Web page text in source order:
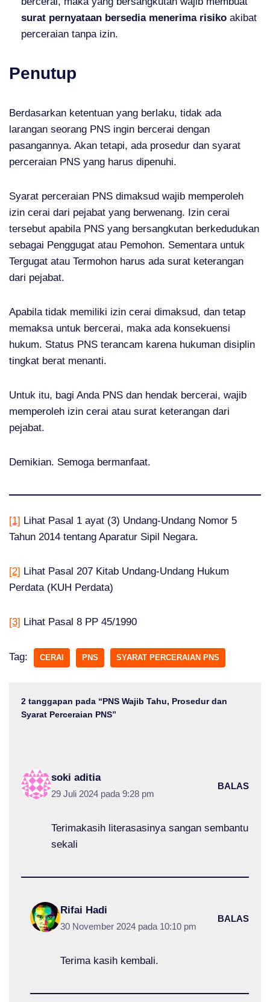
surat pernyataan bersedia menerima risiko akibat
perceraian tanpa izin.
Penutup
Berdasarkan ketentuan yang berlaku, tidak ada
larangan seorang PNS ingin bercerai dengan
pasangannya. Akan tetapi, ada prosedur dan syarat
perceraian PNS yang harus dipenuhi.
Syarat perceraian PNS dimaksud wajib memperoleh
izin cerai dari pejabat yang berwenang. Izin cerai
tersebut apabila PNS yang bersangkutan berkedudukan
sebagai Penggugat atau Pemohon. Sementara untuk
Tergugat atau Termohon harus ada surat keterangan
dari pejabat.
Apabila tidak memiliki izin cerai dimaksud, dan tetap
memaksa untuk bercerai, maka ada konsekuensi
hukum. Status PNS terancam karena hukuman disiplin
tingkat berat menanti.
Untuk itu, bagi Anda PNS dan hendak bercerai, wajib
memperoleh izin cerai atau surat keterangan dari
pejabat.
Demikian. Semoga bermanfaat.
[1] Lihat Pasal 1 ayat (3) Undang-Undang Nomor 5
Tahun 2014 tentang Aparatur Sipil Negara.
[2] Lihat Pasal 207 Kitab Undang-Undang Hukum
Perdata (KUH Perdata)
[3] Lihat Pasal 8 PP 45/1990
Tag: CERAI PNS SYARAT PERCERAIAN PNS
2 tanggapan pada “PNS Wajib Tahu, Prosedur dan
Syarat Perceraian PNS”
soki aditia
29 Juli 2024 pada 9:28 pm
BALAS
Terimakasih literasasinya sangan sembantu
sekali
Rifai Hadi
30 November 2024 pada 10:10 pm
BALAS
Terima kasih kembali.